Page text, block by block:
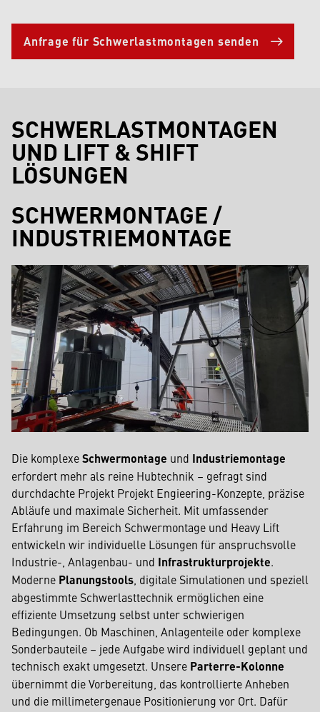
Anfrage für Schwerlastmontagen senden
SCHWERLASTMONTAGEN
UND LIFT & SHIFT
LÖSUNGEN
SCHWERMONTAGE /
INDUSTRIEMONTAGE
Die komplexeSchwermontage und Industriemontage
erfordert mehr als reine Hubtechnik – gefragt sind
durchdachte Projekt Projekt Engieering-Konzepte, präzise
Abläufe und maximale Sicherheit. Mit umfassender
Erfahrung im Bereich Schwermontage und Heavy Lift
entwickeln wir individuelle Lösungen für anspruchsvolle
Industrie-, Anlagenbau- und Infrastrukturprojekte.
Moderne Planungstools , digitale Simulationen und speziell
abgestimmte Schwerlasttechnik ermöglichen eine
effiziente Umsetzung selbst unter schwierigen
Bedingungen. Ob Maschinen, Anlagenteile oder komplexe
Sonderbauteile – jede Aufgabe wird individuell geplant und
technisch exakt umgesetzt. Unsere Parterre-Kolonne
übernimmt die Vorbereitung, das kontrollierte Anheben
und die millimetergenaue Positionierung vor Ort. Dafür